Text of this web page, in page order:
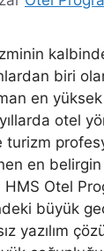
biri
en
otel
turizm
en
HMS Otel
büyük
yazılım